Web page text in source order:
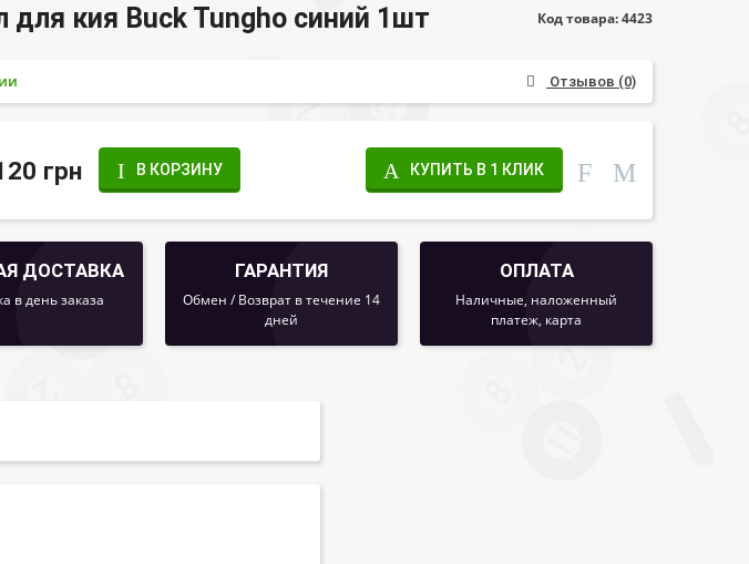
для кия Buck Tungho синий 1шт Код товара: 4423
Отзывов (0)
грн В КОРЗИНУ КУПИТЬ В 1 КЛИК
ДОСТАВКА
в день заказа
ГАРАНТИЯ
Обмен / Возврат в течение 14
дней
ОПЛАТА
Наличные, наложенный
платеж, карта